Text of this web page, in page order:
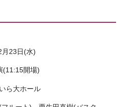
月23日(水)
(11:15開場)
ら大ホール